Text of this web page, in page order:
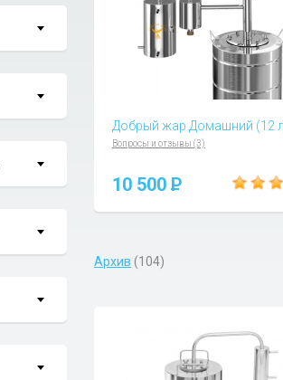
Добрый жар Домашний (12
Вопросы и отзывы (3)
10 500 P
Архив (104)